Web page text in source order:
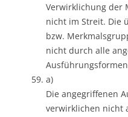
Verwirklichung der
nicht im Streit. Die
bzw.
nicht durch alle
a)
Die angegriffenen
verwirklichen nicht